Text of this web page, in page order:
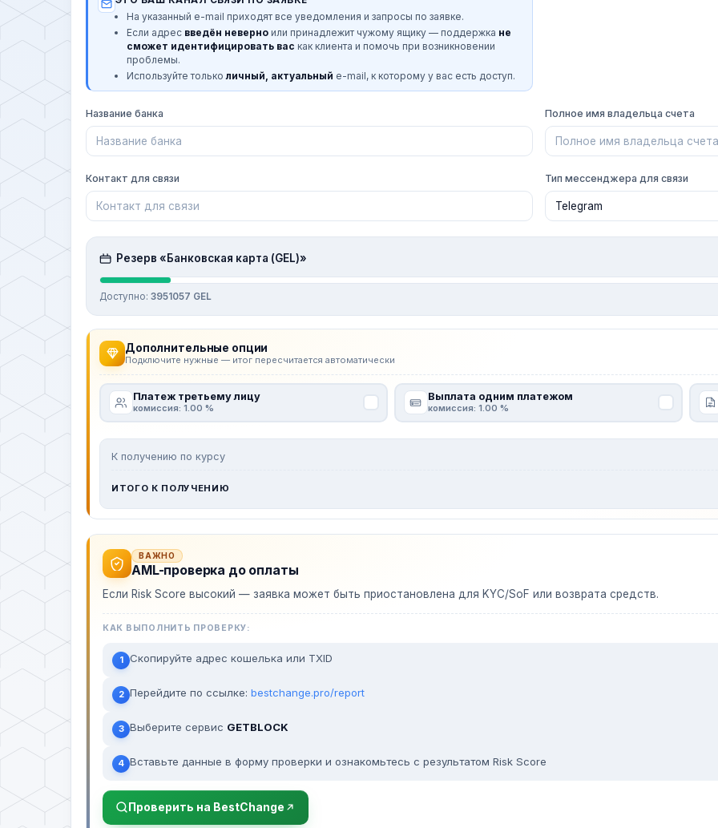
На указанный e-mail приходят все уведомления и запросы по заявке.
Если адрес введён неверно или принадлежит чужому ящику — поддержка не
сможет идентифицировать вас как клиента и помочь при возникновении
проблемы.
Используйте только личный, актуальный e-mail, к которому у вас есть доступ.
Название банка Полное имя владельца счета
Контакт для связи Тип мессенджера для связи
Резерв «Банковская карта (GEL)»
Доступно: 3951057 GEL
Дополнительные опции
Подключите нужные — итог пересчитается автоматически
Платеж третьему лицу
комиссия: 1.00 %
Выплата одним платежом
комиссия: 1.00 %
К получению по курсу
ИТОГО К ПОЛУЧЕНИЮ
ВАЖНО
AML-проверка до оплаты
Если Risk Score высокий — заявка может быть приостановлена для KYC/SoF или возврата средств.
КАК ВЫПОЛНИТЬ ПРОВЕРКУ:
1 Скопируйте адрес кошелька или TXID
2 Перейдите по ссылке: bestchange.pro/report
3 Выберите сервис GETBLOCK
4 Вставьте данные в форму проверки и ознакомьтесь с результатом Risk Score
Проверить на BestChange